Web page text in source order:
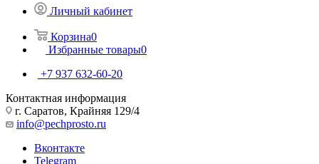
Личный кабинет
Корзина0
Избранные товары0
+7 937 632-60-20
Контактная информация
г. Саратов, Крайняя 129/4
info@pechprosto.ru
Вконтакте
Telegram